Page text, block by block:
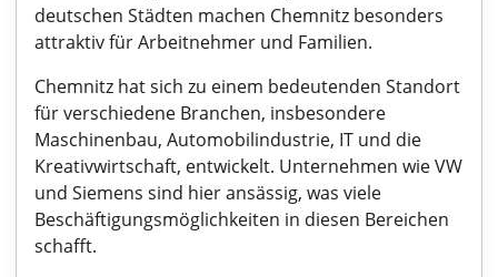
deutschen Städten machen Chemnitz besonders
attraktiv für Arbeitnehmer und Familien.
Chemnitz hat sich zu einem bedeutenden Standort
für verschiedene Branchen, insbesondere
Maschinenbau, Automobilindustrie, IT und die
Kreativwirtschaft, entwickelt. Unternehmen wie VW
und Siemens sind hier ansässig, was viele
Beschäftigungsmöglichkeiten in diesen Bereichen
schafft.